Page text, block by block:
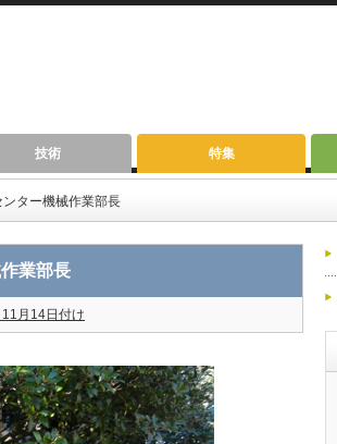
技術 特集
ンター機械作業部長
業部長
月14日付け